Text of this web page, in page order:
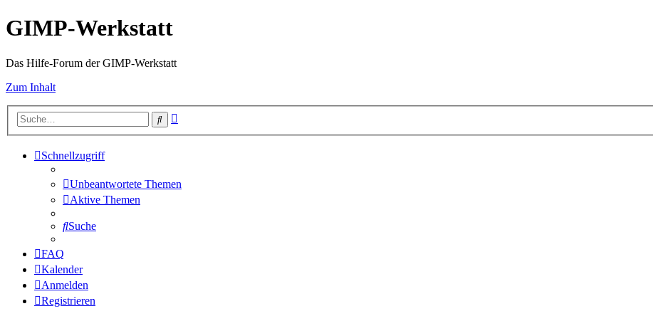
GIMP-Werkstatt
Das Hilfe-Forum der GIMP-Werkstatt
Zum Inhalt
Suche
Schnellzugriff
Unbeantwortete Themen
Aktive Themen
Suche
FAQ
Kalender
Anmelden
Registrieren